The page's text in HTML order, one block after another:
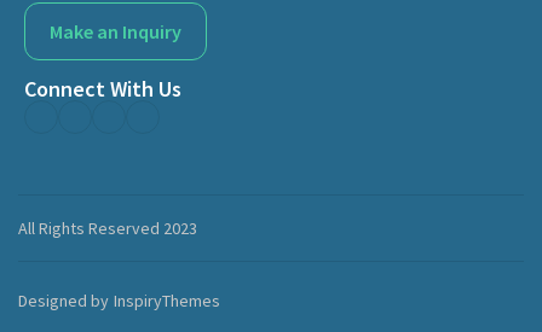
Make an Inquiry
Connect With Us
All Rights Reserved 2023
Designed by InspiryThemes